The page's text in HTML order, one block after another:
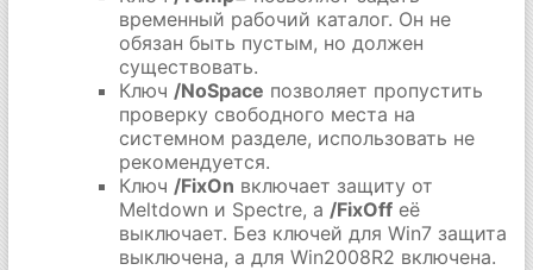
временный рабочий каталог. Он не
обязан быть пустым, но должен
существовать.
Ключ /NoSpace позволяет пропустить
проверку свободного места на
системном разделе, использовать не
рекомендуется.
Ключ /FixOn включает защиту от
Meltdown и Spectre, а /FixOffеё
выключает. Без ключей для Win7 защита
выключена, а для Win2008R2 включена.